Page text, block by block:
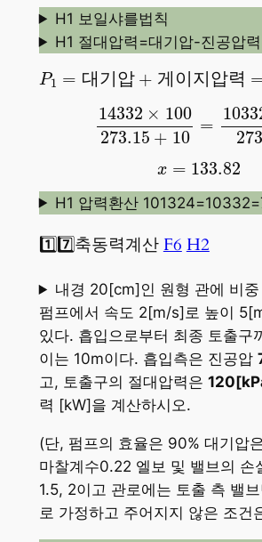
H1 보일샤를법칙
H1 절대압력=대기압-진공압력
P1 = 대기압 + 게 이지압력
=대기압 게이 지압력=
14332 × 100
273.15 + 10
=
14332 × 100273.15+
x = 133.82
x 133.82
H1 압력환산
1️⃣7️⃣축동력계산F6 H2
내경 20[cm]인 원형 관에 비
펌프에서 속도 2[m/s]로 높이
있다. 흡입으로부터 최종 토출구
이는 10m이다. 흡입측은 진공압
고, 토출구의 절대압력은
력 [kW]을 계산하시오.
(단, 펌프의 효율은 90% 대기압
마찰계수0.22 엘보 및 밸브의 손
1.5, 2이고 관로에는 토출 측 밸
로 가정하고 주어지지 않은 조건